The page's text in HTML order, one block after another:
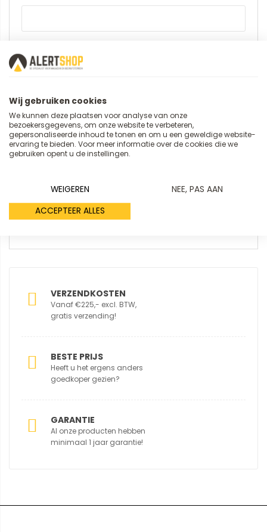
Review
REVIEW VERSTUREN
VERZENDKOSTEN
Vanaf €225,- excl. BTW,
gratis verzending!
BESTE PRIJS
Heeft u het ergens anders
goedkoper gezien?
GARANTIE
Al onze producten hebben
minimaal 1 jaar garantie!
Wij gebruiken cookies
We kunnen deze plaatsen voor analyse van onze
bezoekersgegevens, om onze website te verbeteren,
gepersonaliseerde inhoud te tonen en om u een geweldige website-
ervaring te bieden. Voor meer informatie over de cookies die we
gebruiken opent u de instellingen.
WEIGEREN
NEE, PAS AAN
ACCEPTEER ALLES